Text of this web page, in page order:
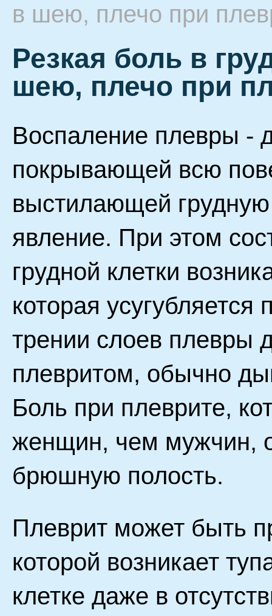
в шею, плечо при
Резкая боль в
шею, плечо при
Воспаление плевры -
покрывающей всю
выстилающей грудную
явление. При этом
грудной клетки
которая
трении слоев плевры
плевритом, обычно
Боль при плеврите,
женщин, чем мужчин,
брюшную полость.
Плеврит может быть
которой возникает
клетке даже в